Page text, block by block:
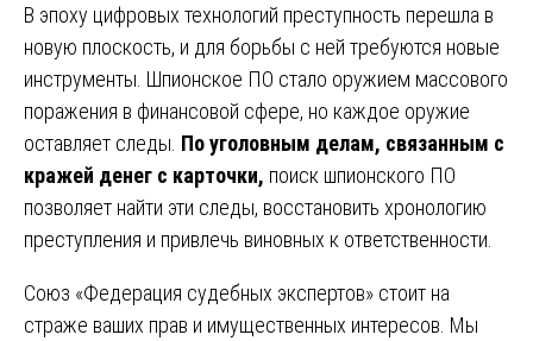
В эпоху цифровых технологий преступность перешла в
новую плоскость, и для борьбы с ней требуются новые
инструменты. Шпионское ПО стало оружием массового
поражения в финансовой сфере, но каждое оружие
оставляет следы. По уголовным делам, связанным с
кражей денег с карточки, поиск шпионского ПО
позволяет найти эти следы, восстановить хронологию
преступления и привлечь виновных к ответственности.
Союз «Федерация судебных экспертов» стоит на
страже ваших прав и имущественных интересов. Мы